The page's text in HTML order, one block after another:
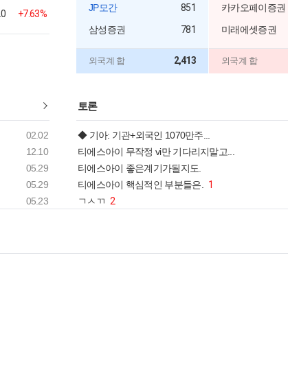
+7.63%
JP모간
851
삼성증권
781
외국계 합 2,413
카카오페이증권
미래에셋증권
외국계 합
02.02
12.10
05.29
05.29
05.23
토론
◆ 기아: 기관+외국인 1070만주...
티에스아이 무작정 vi만 기다리지말고...
티에스아이 좋은계기가될지도.
티에스아이 핵심적인 부분들은.
1
ㄱㅅㄲ 2